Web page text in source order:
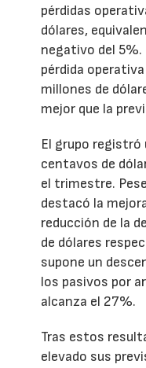
pérdidas
dólares,
negativo del 5%.
pérdida
millones de
mejor que la
El grupo registró
centavos de
el trimestre.
destacó la
reducción de la
de dólares
supone un
los pasivos por
alcanza el 27%.
Tras estos
elevado sus